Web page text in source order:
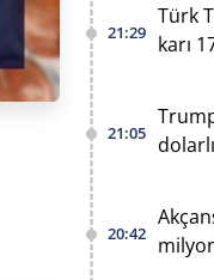
21:29
Türk
karı
21:05
20:42